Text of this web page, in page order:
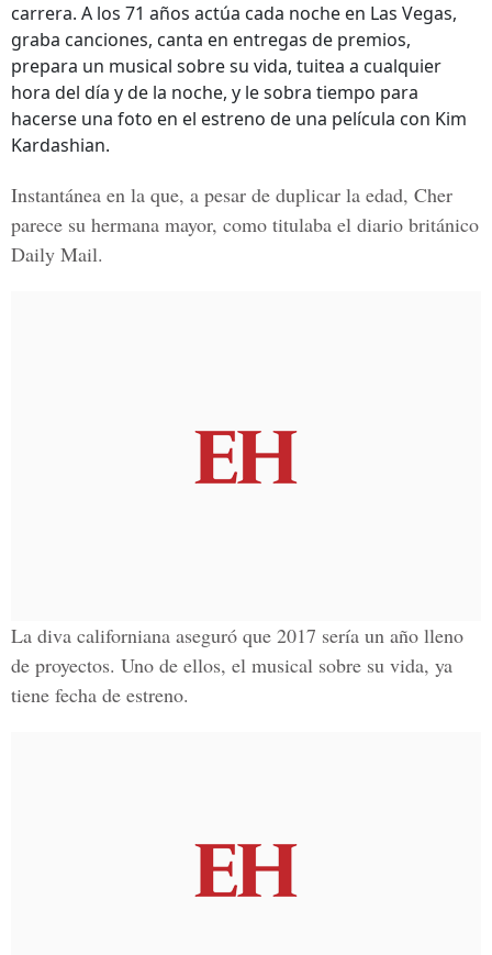
carrera. A los 71 años actúa cada noche en Las Vegas,
graba canciones, canta en entregas de premios,
prepara un musical sobre su vida, tuitea a cualquier
hora del día y de la noche, y le sobra tiempo para
hacerse una foto en el estreno de una película con Kim
Kardashian.
Instantánea en la que, a pesar de duplicar la edad, Cher
parece su hermana mayor, como titulaba el diario británico
Daily Mail.
La diva californiana aseguró que 2017 sería un año lleno
de proyectos. Uno de ellos, el musical sobre su vida, ya
tiene fecha de estreno.